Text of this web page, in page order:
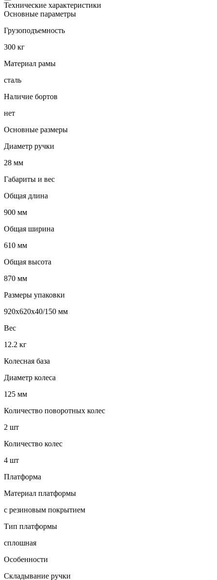
Технические характеристики
Основные параметры
Грузоподъемность
300 кг
Материал рамы
сталь
Наличие бортов
нет
Основные размеры
Диаметр ручки
28 мм
Габариты и вес
Общая длина
900 мм
Общая ширина
610 мм
Общая высота
870 мм
Размеры упаковки
920x620x40/150 мм
Вес
12.2 кг
Колесная база
Диаметр колеса
125 мм
Количество поворотных колес
2 шт
Количество колес
4 шт
Платформа
Материал платформы
с резиновым покрытием
Тип платформы
сплошная
Особенности
Складывание ручки